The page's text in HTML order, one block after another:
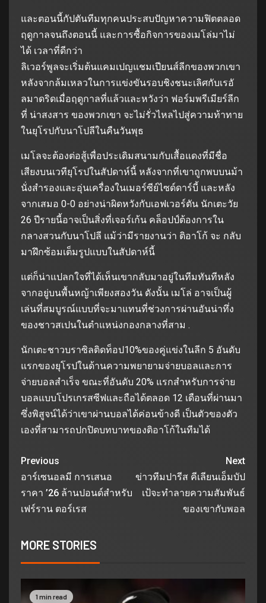
และตอนนี้กัปตันทีมทุกคนประสบปัญหาความฟิตตลอด
ฤดูกาลจนถึงตอนนี้ และการซื้อกิจการของเมโล่มาไม่
ได้ เวลาที่ดีกว่า
ลิเวอร์พูลจะเริ่มต้นแคมเปญแชมเปียนส์ลีกของพวกเขา
หลังจากล้มเหลวในการแข่งขันรอบชิงชนะเลิศกับเรอั
ลมาดริดเมื่อฤดูกาลที่แล้วและหวังว่า ฟอร์มพรีเมียร์ลีก
ที่ น่าสงสาร ของพวกเขา จะไม่รั่วไหลไปสู่ความท้าทาย
ในยุโรปกับนาโปลีในคืนวันพุธ
เมโลจะต้องต่อสู้เพื่อประเดิมสนามกับเสื้อแดงที่มีชื่อ
เสียงบนเวทียุโรปในสัปดาห์นี้ หลังจากที่เขาถูกพบบนม้า
นั่งสำรองและอุ่นเครื่องในเมอร์ซีย์ไซด์ดาร์บี้ และหลัง
จากเสมอ 0-0 อย่างน่าผิดหวังกับเอฟเวอร์ตัน นักเตะวัย
26 ปีรายนี้อาจเป็นสิ่งที่เจอร์เก้น คล็อปป์ต้องการใน
กลางสวนกับนาโปลี แม้ว่ามีรายงานว่า ติอาโก้ จะ กลับ
มาฝึกซ้อมเต็มรูปแบบในสัปดาห์นี้
แต่ก็น่าแปลกใจที่ได้เห็นเขากลับมาอยู่ในทีมทันทีหลัง
จากอยู่บนพื้นหญ้าเพียงสองวัน ดังนั้น เมโล่ อาจเป็นผู้
เล่นที่สมบูรณ์แบบที่จะมาแทนที่ช่วงการผ่านอันน่าทึ่ง
ของชาวสเปนในตำแหน่งกองกลางที่สาม .
นักเตะชาวบราซิลติดท็อป10%ของคู่แข่งในลีก 5 อันดับ
แรกของยุโรปในด้านความพยายามจ่ายบอลและการ
จ่ายบอลสำเร็จ ขณะที่อันดับ 20% แรกสำหรับการจ่าย
บอลแบบโปรเกรสซีฟและถือได้ตลอด 12 เดือนที่ผ่านมา
ซึ่งพิสูจน์ได้ว่าเขาผ่านบอลได้ค่อนข้างดี เป็นตัวของตัว
เองที่สามารถปกปิดบทบาทของติอาโก้ในทีมได้
Previous
อาร์เซนอลมี การเสนอ
ราคา ’26 ล้านปอนด์สำหรับ
เฟร์ราน ตอร์เรส
Next
ข่าวทีมปารีส คีเลียนเอ็มบัป
เป้จะทําลายความสัมพันธ์
ของเขากับพอล
MORE STORIES
1 min read